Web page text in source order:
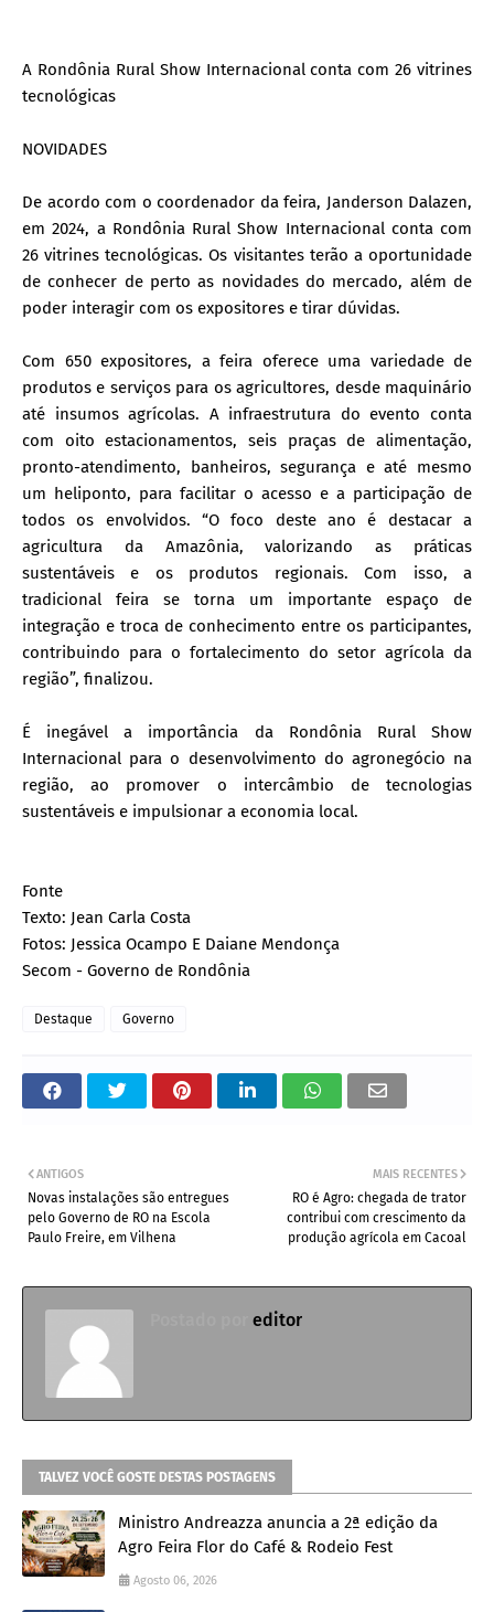
A Rondônia Rural Show Internacional conta com 26 vitrines
tecnológicas
NOVIDADES
De acordo com o coordenador da feira, Janderson Dalazen,
em 2024, a Rondônia Rural Show Internacional conta com
26 vitrines tecnológicas. Os visitantes terão a oportunidade
de conhecer de perto as novidades do mercado, além de
poder interagir com os expositores e tirar dúvidas.
Com 650 expositores, a feira oferece uma variedade de
produtos e serviços para os agricultores, desde maquinário
até insumos agrícolas. A infraestrutura do evento conta
com oito estacionamentos, seis praças de alimentação,
pronto-atendimento, banheiros, segurança e até mesmo
um heliponto, para facilitar o acesso e a participação de
todos os envolvidos. “O foco deste ano é destacar a
agricultura da Amazônia, valorizando as práticas
sustentáveis e os produtos regionais. Com isso, a
tradicional feira se torna um importante espaço de
integração e troca de conhecimento entre os participantes,
contribuindo para o fortalecimento do setor agrícola da
região”, finalizou.
É inegável a importância da Rondônia Rural Show
Internacional para o desenvolvimento do agronegócio na
região, ao promover o intercâmbio de tecnologias
sustentáveis e impulsionar a economia local.
Fonte
Texto: Jean Carla Costa
Fotos: Jessica Ocampo E Daiane Mendonça
Secom - Governo de Rondônia
Destaque Governo
MAIS RECENTES
RO é Agro: chegada de trator
contribui com crescimento da
produção agrícola em Cacoal
ANTIGOS
Novas instalações são entregues
pelo Governo de RO na Escola
Paulo Freire, em Vilhena
editor
TALVEZ VOCÊ GOSTE DESTAS POSTAGENS
Ministro Andreazza anuncia a 2ª edição da
Agro Feira Flor do Café & Rodeio Fest
Agosto 06, 2026